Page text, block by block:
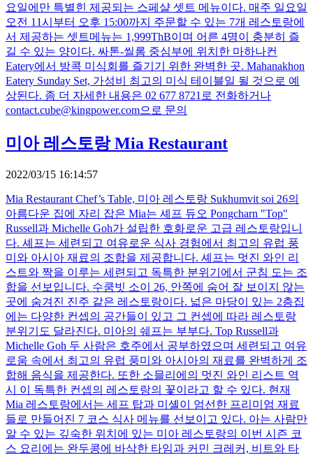
요일에만 특별힌 제공되는 스페샬 셋트 메뉴이다. 매주 일요일
오전 11시부터 오후 15:00까지 주문할 수 있는 7개 레스토랑에
서 제공하는 셋트메뉴는 1,999ThB이며 어른 4명이 충분히 즐
길 수 있는 양이다. 싸톤-씰롬 중심부에 위치한 마하나컨
Eatery에서 방콕 미식회를 즐기기 위한 완벽한 곳. Mahanakhon
Eatery Sunday Set, 가성비 최고의 미식 테이블일 될 것으로 예
상된다. 좀 더 자세한 내용은 02 677 8721로 전화하거나
contact.cube@kingpower.com으로 문의
미아 레스토랑 Mia Restaurant
2022/03/15 16:14:57
Mia Restaurant Chef’s Table, 미아 레스토랑 Sukhumvit soi 26의
아름다운 집에 자리 잡은 Mia는 셰프 듀오 Pongcharn "Top"
Russell과 Michelle Goh가 설립한 호화로운 고급 레스토랑입니
다. 셰프는 세련되고 여유로운 식사 경험에서 최고의 유럽 풍
미와 아시아 재료의 조합을 제공합니다. 셰프는 멋진 와인 리
스트와 짝을 이루는 세련되고 독특한 분위기에서 군침 도는 조
합을 선보입니다. 수쿰빗 소이 26, 안쪽에 숨어 잘 보이지 않는
곳에 숨겨진 진주 같은 레스토랑이다. 넓은 마당이 있는 2층집
에는 다양한 컨셉의 공간들이 있고 그 컨셉에 따라 레스토랑
분위기도 달라진다. 미아의 쉐프는 부부다. Top Russell과
Michelle Goh 두 사람은 호주에서 공부하였으며 세련되고 여유
로움 속에서 최고의 유럽 풍미와 아시아의 재료를 완벽하게 조
합해 음식을 제공한다. 또한 소믈리에의 멋진 와인 리스트 역
시 이 독특한 컨셉의 레스토랑의 꽃이라고 할 수 있다. 현재
Mia 레스토랑에서는 세프 탑과 미셸이 엄선한 프리미엄 재료
들로 만들어진 7 코스 식사 메뉴를 선보이고 있다. 아는 사람만
알 수 있는 깊숙한 위치에 있는 미아 레스토랑의 이번 시즌 코
스 요리에는 완두콩에 바삭한 타임과 커민 크레커, 비트와 타